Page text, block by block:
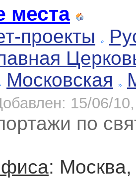
места
проекты
Московская
15/06/
по
: